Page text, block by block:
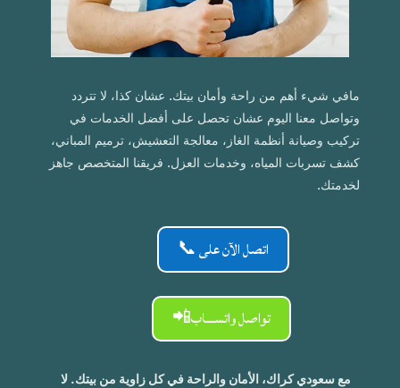
مافي شيء أهم من راحة وأمان بيتك. عشان كذا، لا تتردد
وتواصل معنا اليوم عشان تحصل على أفضل الخدمات في
تركيب وصيانة أنظمة الغاز، معالجة التعشيش، ترميم المباني،
كشف تسربات المياه، وخدمات العزل. فريقنا المتخصص جاهز
لخدمتك.
اتصل الآن على 📞
تواصل واتســـاب📲
مع سعودي كراك، الأمان والراحة في كل زاوية من بيتك. لا